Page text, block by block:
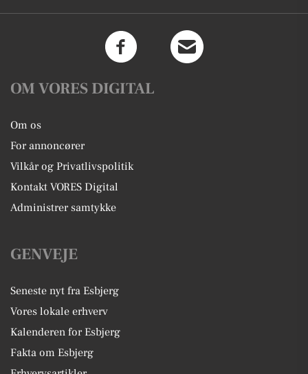
OM VORES DIGITAL
Om os
For annoncører
Vilkår og Privatlivspolitik
Kontakt VORES Digital
Administrer samtykke
GENVEJE
Seneste nyt fra Esbjerg
Vores lokale erhverv
Kalenderen for Esbjerg
Fakta om Esbjerg